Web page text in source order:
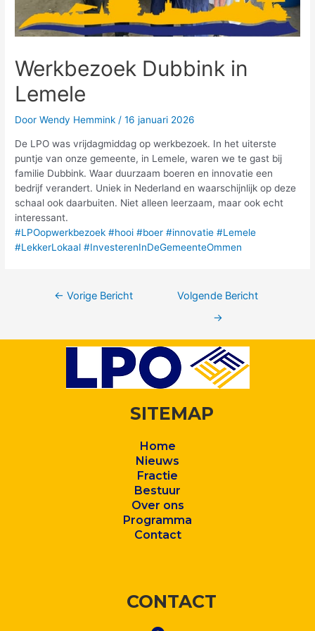
Werkbezoek Dubbink in
Lemele
DoorWendy Hemmink/16 januari 2026
De LPO was vrijdagmiddag op werkbezoek. In het uiterste
puntje van onze gemeente, in Lemele, waren we te gast bij
familie Dubbink. Waar duurzaam boeren en innovatie een
bedrijf verandert. Uniek in Nederland en waarschijnlijk op deze
schaal ook daarbuiten. Niet alleen leerzaam, maar ook echt
interessant.
#LPOopwerkbezoek #hooi #boer #innovatie #Lemele
#LekkerLokaal #InvesterenInDeGemeenteOmmen
← Vorige Bericht
Volgende Bericht
→
SITEMAP
Home
Nieuws
Fractie
Bestuur
Over ons
Programma
Contact
CONTACT